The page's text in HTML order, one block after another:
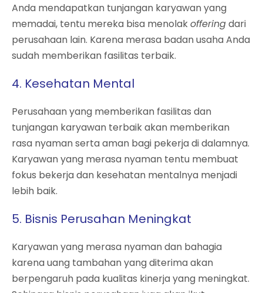
Anda mendapatkan tunjangan karyawan yang
memadai, tentu mereka bisa menolakofferingdari
perusahaan lain. Karena merasa badan usaha Anda
sudah memberikan fasilitas terbaik.
4. Kesehatan Mental
Perusahaan yang memberikan fasilitas dan
tunjangan karyawan terbaik akan memberikan
rasa nyaman serta aman bagi pekerja di dalamnya.
Karyawan yang merasa nyaman tentu membuat
fokus bekerja dan kesehatan mentalnya menjadi
lebih baik.
5. Bisnis Perusahan Meningkat
Karyawan yang merasa nyaman dan bahagia
karena uang tambahan yang diterima akan
berpengaruh pada kualitas kinerja yang meningkat.